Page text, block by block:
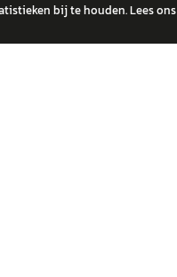
bij te houden. Lees ons